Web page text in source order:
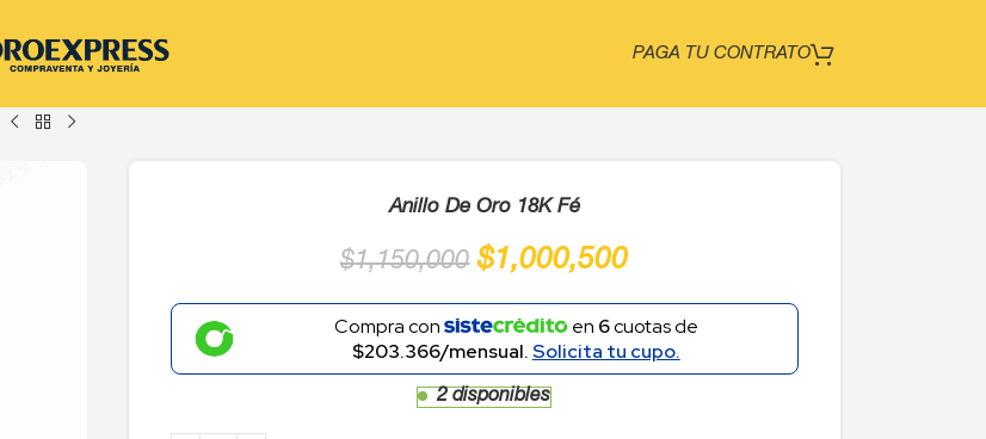
PAGA TU CONTRATO
Anillo De Oro 18K Fé
$1,150,000 $1,000,500
Compra con en 6cuotas de
$203.366/mensual.Solicita tu cupo.
2 disponibles